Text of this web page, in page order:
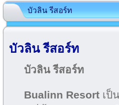
บัวลิน รีสอร์ท
บัวลิน รีสอร์ท
บัวลิน รีสอร์ท
Bualinn Resort เป็